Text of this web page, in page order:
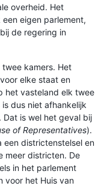
overheid. Het
eigen parlement,
de regering in
kamers. Het
elke staat en
het vasteland elk twee
dus niet afhankelijk
Dat is wel het geval bij
of Representatives).
een districtenstelsel en
meer districten. De
in het parlement
voor het Huis van